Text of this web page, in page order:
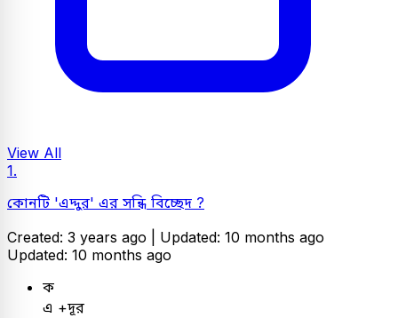
View All
1.
কোনটি 'এদ্দুর' এর সন্ধি বিচ্ছেদ ?
Created: 3 years ago | Updated: 10 months ago
Updated: 10 months ago
ক
এ +দূর